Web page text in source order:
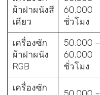
ผ้าฝาผนังสี
เดียว
60,000
ชั่วโมง
เครื่องซัก
ผ้าฝาผนัง
RGB
50,000 –
60,000
ชั่วโมง
เครื่องซัก